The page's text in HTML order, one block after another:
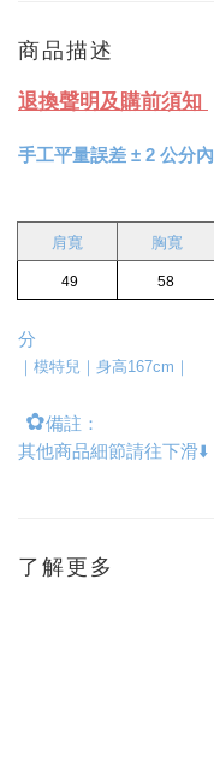
商品描述
退換聲明及購前須知
手工平量誤差 ± 2 公分內
肩寬 胸寬
49 58
分
｜模特兒｜身高167cm｜
✿備註：
其他商品細節請往下滑⬇️
了解更多